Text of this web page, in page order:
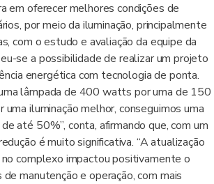
em oferecer melhores condições de
por meio da iluminação, principalmente
com o estudo e avaliação da equipe da
se a possibilidade de realizar um projeto
energética com tecnologia de ponta.
lâmpada de 400 watts por uma de 150
iluminação melhor, conseguimos uma
até 50%”, conta, afirmando que, com um
é muito significativa. “A atualização
complexo impactou positivamente o
manutenção e operação, com mais